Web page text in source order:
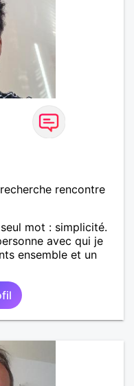
rencontre
mot : simplicité.
avec qui je
ensemble et un